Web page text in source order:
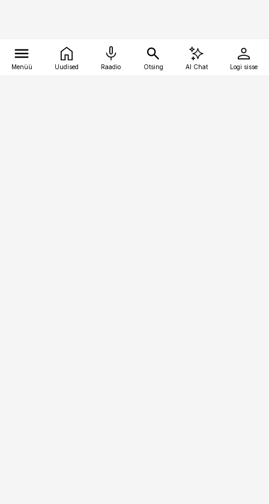
Menüü Uudised Raadio Otsing AI Chat Logi sisse